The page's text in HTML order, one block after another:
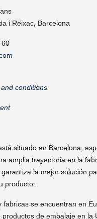
i Reixac, Barcelona
60
conditions
situado en Barcelona,
amplia trayectoria en la
la mejor solución
producto.
fabricas se encuentran en
de embalaje en la